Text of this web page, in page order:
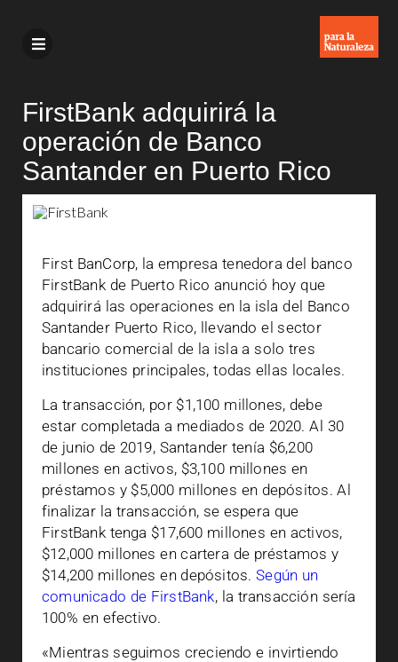
FirstBank adquirirá la
operación de Banco
Santander en Puerto Rico
First BanCorp, la empresa tenedora del banco
FirstBank de Puerto Rico anunció hoy que
adquirirá las operaciones en la isla del Banco
Santander Puerto Rico, llevando el sector
bancario comercial de la isla a solo tres
instituciones principales, todas ellas locales.
La transacción, por $1,100 millones, debe
estar completada a mediados de 2020. Al 30
de junio de 2019, Santander tenía $6,200
millones en activos, $3,100 millones en
préstamos y $5,000 millones en depósitos. Al
finalizar la transacción, se espera que
FirstBank tenga $17,600 millones en activos,
$12,000 millones en cartera de préstamos y
$14,200 millones en depósitos.Según un
comunicado de FirstBank, la transacción sería
100% en efectivo.
«Mientras seguimos creciendo e invirtiendo